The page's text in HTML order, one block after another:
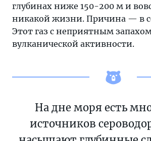
глубинах ниже 150-200 м и
никакой жизни. Причина — в
Этот газ с неприятным
вулканической активности.
На дне моря есть
источников